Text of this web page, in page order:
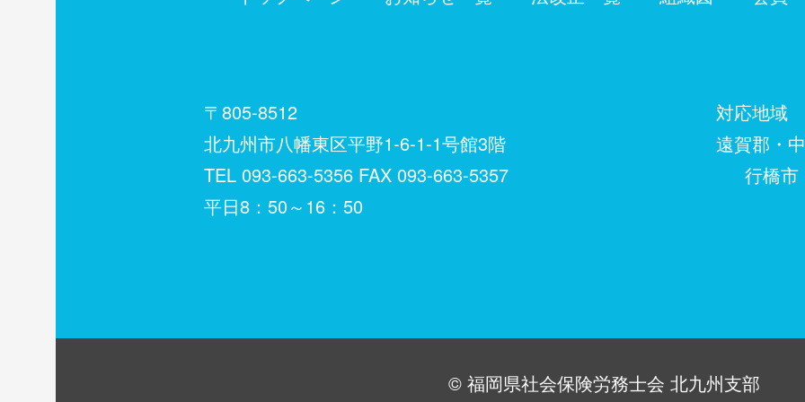
〒805-8512
北九州市八幡東区平野1-6-1-1号館3階
TEL 093-663-5356 FAX 093-663-5357
平日8：50～16：50
対応地域
遠賀郡・中間市
行橋市・築
©︎ 福岡県社会保険労務士会 北九州支部